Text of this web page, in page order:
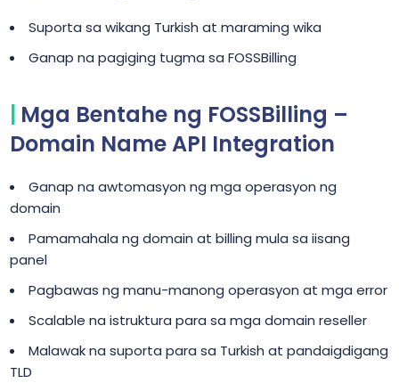
Suporta sa wikang Turkish at maraming wika
Ganap na pagiging tugma sa FOSSBilling
Mga Bentahe ng FOSSBilling –
Domain Name API Integration
Ganap na awtomasyon ng mga operasyon ng
domain
Pamamahala ng domain at billing mula sa iisang
panel
Pagbawas ng manu-manong operasyon at mga error
Scalable na istruktura para sa mga domain reseller
Malawak na suporta para sa Turkish at pandaigdigang
TLD